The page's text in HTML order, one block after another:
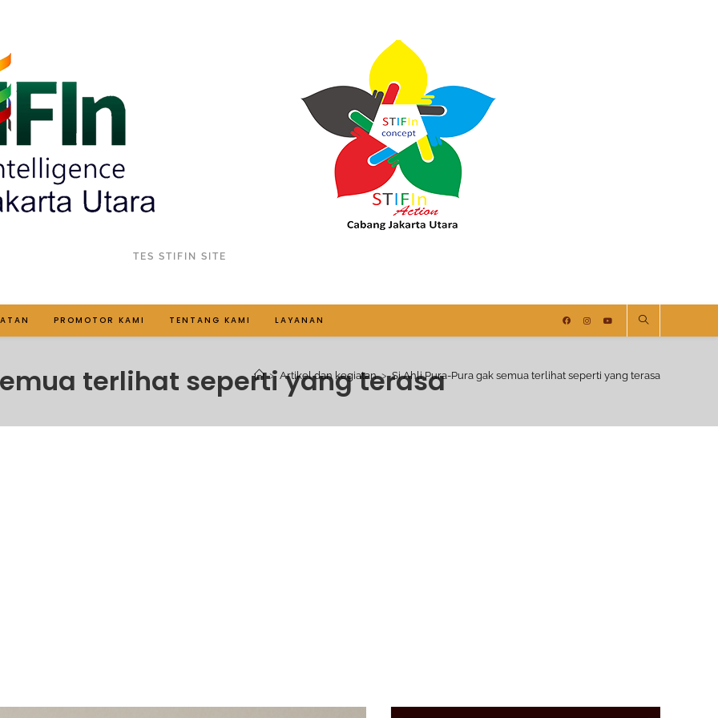
TES STIFIN SITE
PROMOTOR KAMI TENTANG KAMI LAYANAN
terlihat seperti yang terasa
> Artikel dan kegiatan > Si Ahli Pura-Pura gak semua terlihat seperti yang terasa